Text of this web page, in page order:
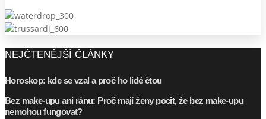
NEJČTENĚJŠÍ ČLÁNKY
Horoskop: kde se vzal a proč ho lidé čtou
Bez make-upu ani ránu: Proč mají ženy pocit, že bez make-upu
nemohou fungovat?